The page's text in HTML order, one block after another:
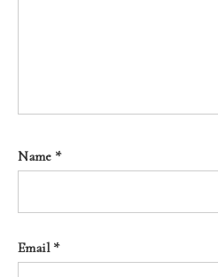
Name *
Email *